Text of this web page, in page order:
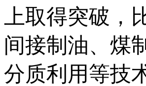
上取得突破
间接制油、煤
分质利用等技